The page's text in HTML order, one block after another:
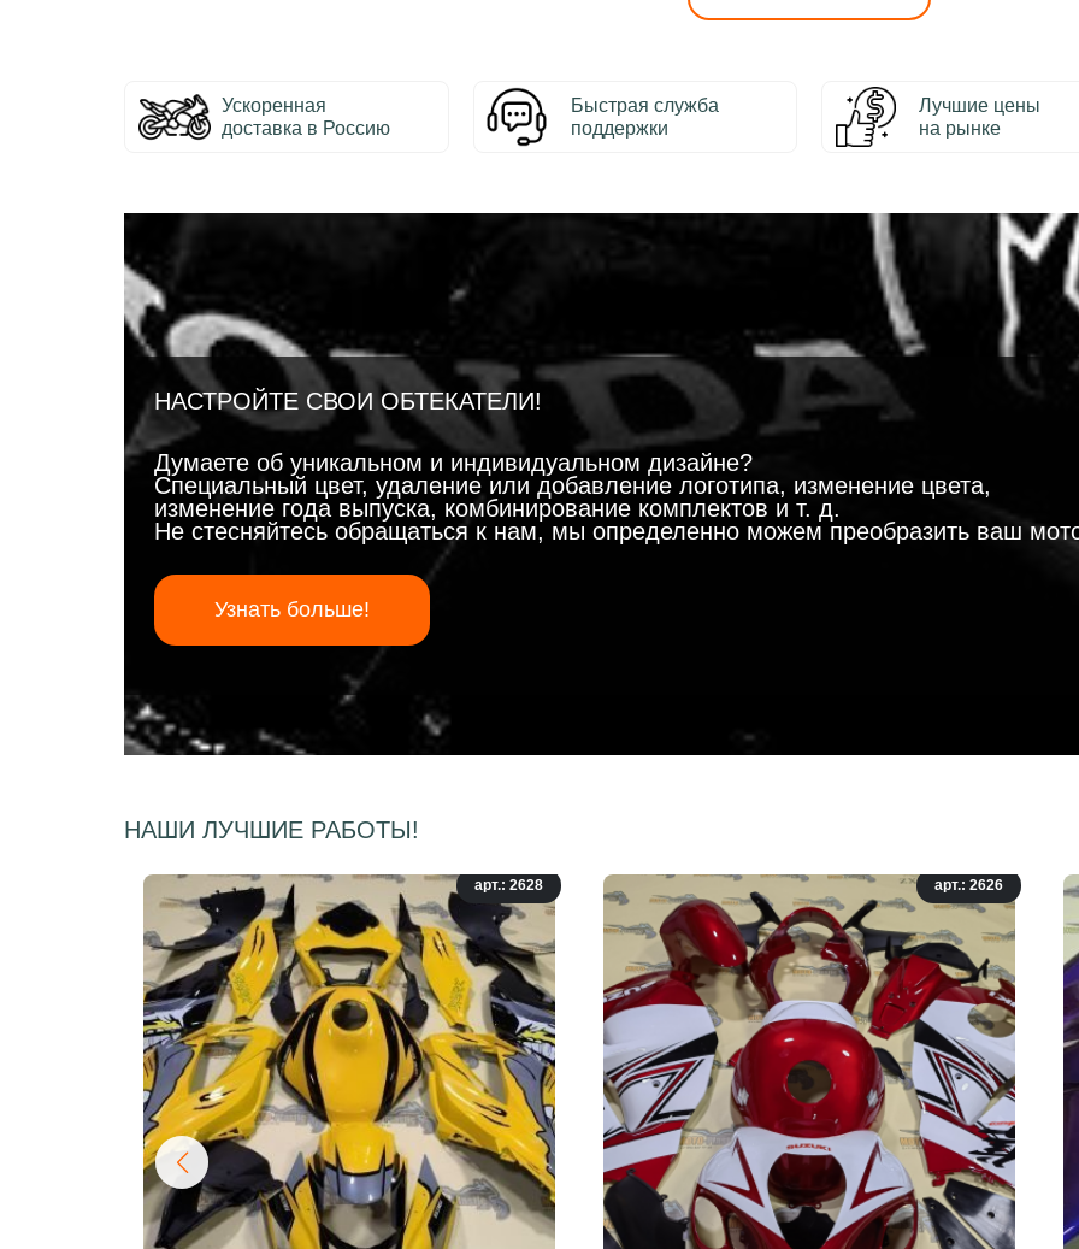
Ускоренная
доставка в Россию
Быстрая служба
поддержки
Лучшие цены
на рынке
НАСТРОЙТЕ СВОИ ОБТЕКАТЕЛИ!
Думаете об уникальном и индивидуальном дизайне?
Специальный цвет, удаление или добавление логотипа, изменение цвета,
изменение года выпуска, комбинирование комплектов и т. д.
Не стесняйтесь обращаться к нам, мы определенно можем преобразить ваш
Узнать больше!
НАШИ ЛУЧШИЕ РАБОТЫ!
арт.: 2628 арт.: 2626